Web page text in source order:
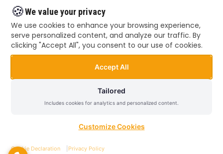
Hjælp til internet
Hjælp til TV
Hjælp til router
WiFi falder ud
TV der ikke virker
Dårlig WiFi
Mesh WiFi opsætning
Videoovervågning – privat &
Privatlivspolitik Handelsbetingelser
🍪We value your privacy
We use cookies to enhance your browsing experience,
serve personalized content, and analyze our traffic. By
clicking "Accept All", you consent to our use of cookies.
Accept All
Tailored
Includes cookies for analytics and personalized content.
Customize Cookies
Cookie Declaration Privacy Policy